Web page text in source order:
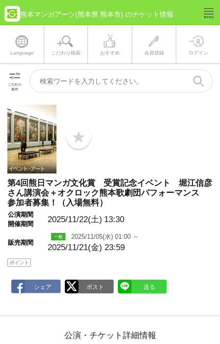
熊本マンガアーツ(熊本県 熊本市) のチケット情報
Language こだわり検索 おすすめ 会員登録 ログイン
こだわり
条件
b
o
a
r
k
第4回熊日マンガ文化賞 受賞記念イベント 堀江信彦
さん講演会＋オクロック熊本歌劇団パフォーマンス
参加者募集！（入場無料）
公演期間
開催期間
2025/11/22(土) 13:30
販売期間
2025/11/05(水) 01:00 ～
2025/11/21(金) 23:59
ポイント
公演・チケット詳細情報